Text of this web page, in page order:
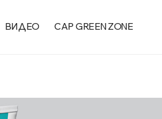
ВИДЕО CAP GREEN ZONE